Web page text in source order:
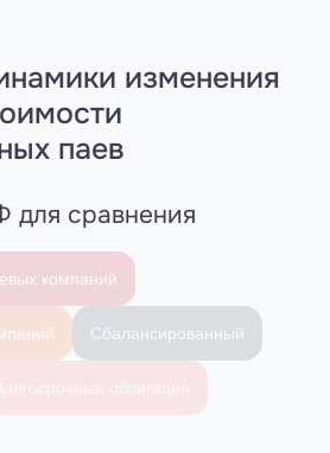
изменения
паев
сравнения
компаний
Сбалансированный